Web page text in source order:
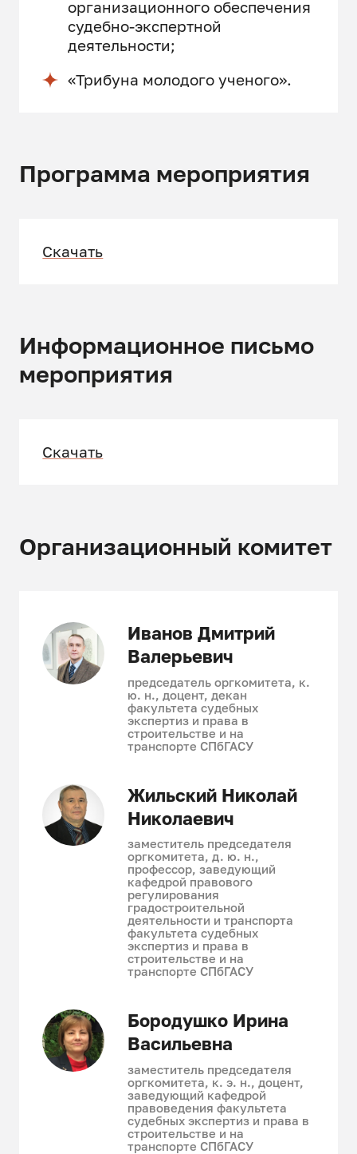
организационного обеспечения
судебно-экспертной
деятельности;
«Трибуна молодого ученого».
Программа мероприятия
Скачать
Информационное письмо
мероприятия
Скачать
Организационный комитет
Иванов Дмитрий
Валерьевич
председатель оргкомитета, к.
ю. н., доцент, декан
факультета судебных
экспертиз и права в
строительстве и на
транспорте СПбГАСУ
Жильский Николай
Николаевич
заместитель председателя
оргкомитета, д. ю. н.,
профессор, заведующий
кафедрой правового
регулирования
градостроительной
деятельности и транспорта
факультета судебных
экспертиз и права в
строительстве и на
транспорте СПбГАСУ
Бородушко Ирина
Васильевна
заместитель председателя
оргкомитета, к. э. н., доцент,
заведующий кафедрой
правоведения факультета
судебных экспертиз и права в
строительстве и на
транспорте СПбГАСУ